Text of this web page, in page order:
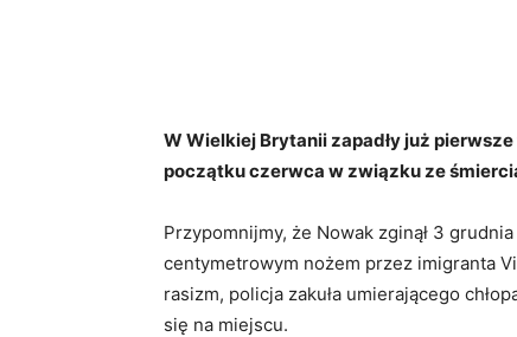
W Wielkiej Brytanii zapadły już
początku czerwca w związku ze
Przypomnijmy, że Nowak zginął 3
centymetrowym nożem przez imigranta
rasizm, policja zakuła umierającego
się na miejscu.